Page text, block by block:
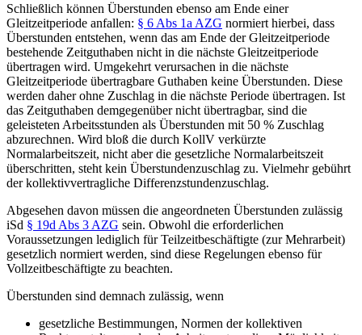
Schließlich können Überstunden ebenso am Ende einer
Gleitzeitperiode anfallen: § 6 Abs 1a AZG normiert hierbei, dass
Überstunden entstehen, wenn das am Ende der Gleitzeitperiode
bestehende Zeitguthaben nicht in die nächste Gleitzeitperiode
übertragen wird. Umgekehrt verursachen in die nächste
Gleitzeitperiode übertragbare Guthaben keine Überstunden. Diese
werden daher ohne Zuschlag in die nächste Periode übertragen. Ist
das Zeitguthaben demgegenüber nicht übertragbar, sind die
geleisteten Arbeitsstunden als Überstunden mit 50 % Zuschlag
abzurechnen. Wird bloß die durch KollV verkürzte
Normalarbeitszeit, nicht aber die gesetzliche Normalarbeitszeit
überschritten, steht kein Überstundenzuschlag zu. Vielmehr gebührt
der kollektivvertragliche Differenzstundenzuschlag.
Abgesehen davon müssen die angeordneten Überstunden zulässig
iSd § 19d Abs 3 AZG sein. Obwohl die erforderlichen
Voraussetzungen lediglich für Teilzeitbeschäftigte (zur Mehrarbeit)
gesetzlich normiert werden, sind diese Regelungen ebenso für
Vollzeitbeschäftigte zu beachten.
Überstunden sind demnach zulässig, wenn
gesetzliche Bestimmungen, Normen der kollektiven